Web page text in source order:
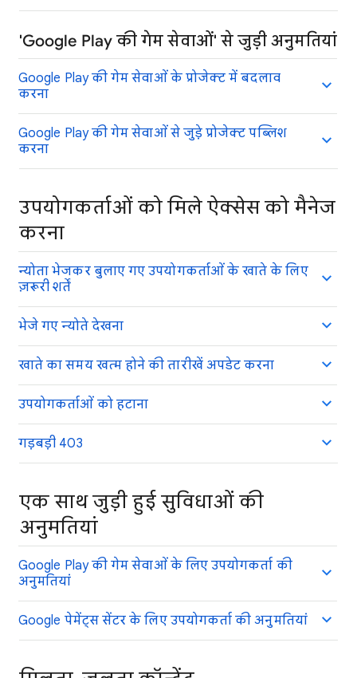
'Google Play की गेम सेवाओं' से जुड़ी अनुमतियां
Google Play की गेम सेवाओं के प्रोजेक्ट में बदलाव
करना
Google Play की गेम सेवाओं से जुड़े प्रोजेक्ट पब्लिश
करना
उपयोगकर्ताओं को मिले ऐक्सेस को मैनेज
करना
न्योता भेजकर बुलाए गए उपयोगकर्ताओं के खाते के लिए
ज़रूरी शर्तें
भेजे गए न्योते देखना
खाते का समय खत्म होने की तारीखें अपडेट करना
उपयोगकर्ताओं को हटाना
गड़बड़ी 403
एक साथ जुड़ी हुई सुविधाओं की
अनुमतियां
Google Play की गेम सेवाओं के लिए उपयोगकर्ता की
अनुमतियां
Google पेमेंट्स सेंटर के लिए उपयोगकर्ता की अनुमतियां